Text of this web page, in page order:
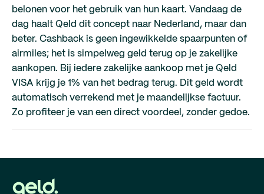
belonen voor het gebruik van hun kaart. Vandaag de
dag haalt Qeld dit concept naar Nederland, maar dan
beter. Cashback is geen ingewikkelde spaarpunten of
airmiles; het is simpelweg geld terug op je zakelijke
aankopen. Bij iedere zakelijke aankoop met je Qeld
VISA krijg je 1% van het bedrag terug. Dit geld wordt
automatisch verrekend met je maandelijkse factuur.
Zo profiteer je van een direct voordeel, zonder gedoe.